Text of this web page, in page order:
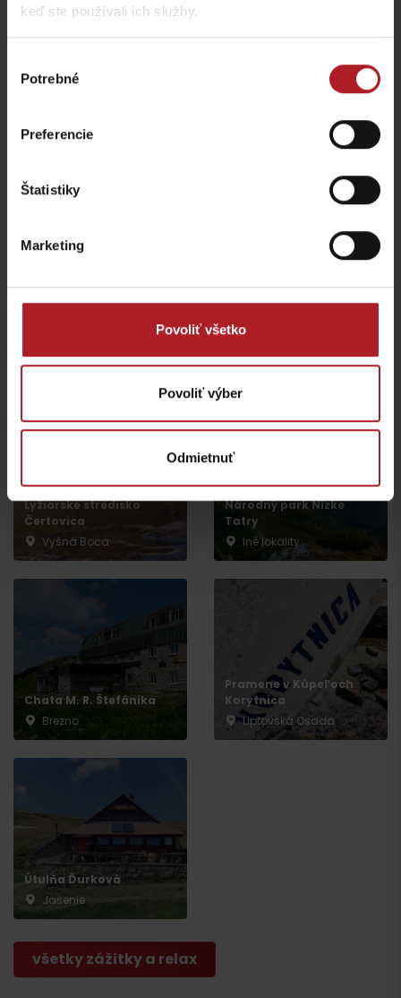
keď ste používali ich služby.
súhlasu
Potrebné
Preferencie
Štatistiky
Marketing
Povoliť všetko
Povoliť výber
Odmietnuť
Liptovský Mikuláš
Partizánska Ľupča
Reštaurácia Happy End
Demänovská Dolina
všetky miesta kde jesť a piť
Aktivity a relax v gh blízkosti:
Lyžiarske stredisko
Čertovica
Vyšná Boca
Národný park Nízke
Tatry
Iné lokality
Chata M. R. Štefánika
Brezno
Pramene v Kúpeľoch
Korytnica
Liptovská Osada
Útulňa Ďurková
Jasenie
všetky zážitky a relax